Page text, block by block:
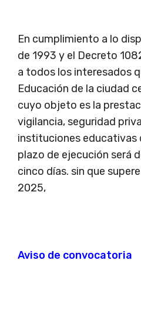
En cumplimiento a lo
de 1993 y el Decreto
a todos los interesados
Educación de la ciudad
cuyo objeto es la
vigilancia, seguridad
instituciones educativas
plazo de ejecución será
cinco días. sin que
2025,
Aviso de convocatoria